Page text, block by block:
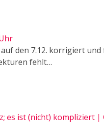
den 7.12. korrigiert
fehlt…
es ist (nicht) kompliziert